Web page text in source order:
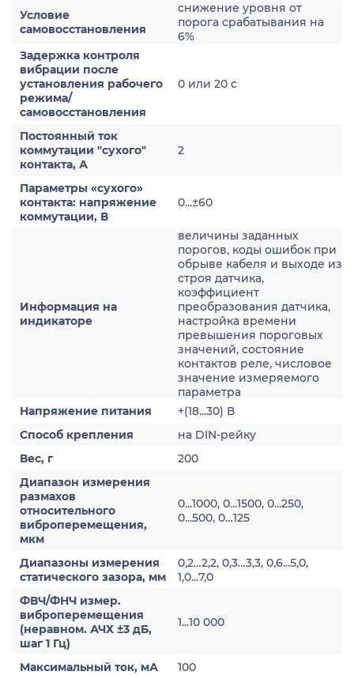
Условие
самовосстановления
снижение уровня от
порога срабатывания на
6%
Задержка контроля
вибрации после
установления рабочего
режима/
самовосстановления
0 или 20 с
Постоянный ток
коммутации "сухого"
контакта, А
2
Параметры «сухого»
контакта: напряжение
коммутации, В
0...±60
Информация на
индикаторе
величины заданных
порогов, коды ошибок при
обрыве кабеля и выходе из
строя датчика,
коэффициент
преобразования датчика,
настройка времени
превышения пороговых
значений, состояние
контактов реле, числовое
значение измеряемого
параметра
Напряжение питания
+(18...30) В
Способ крепления
на DIN-рейку
Вес, г
200
Диапазон измерения
размахов
относительного
виброперемещения,
мкм
0...1000, 0...1500, 0...250,
0...500, 0…125
Диапазоны измерения
статического зазора, мм
0,2…2,2, 0,3…3,3, 0,6...5,0,
1,0...7,0
ФВЧ/ФНЧ измер.
виброперемещения
(неравном. АЧХ ±3 дБ,
шаг 1 Гц)
1...10 000
Максимальный ток, мА
100